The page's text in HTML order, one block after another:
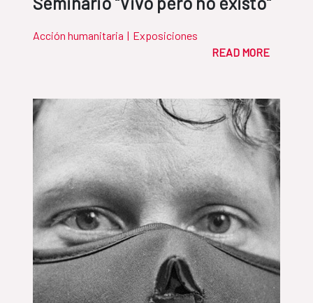
Acción humanitaria | Exposiciones
READ MORE